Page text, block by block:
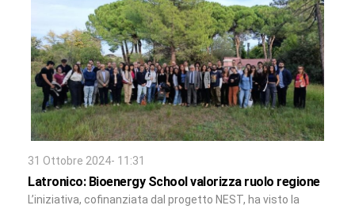
31 Ottobre 2024- 11:31
Latronico: Bioenergy School valorizza ruolo regione
L’iniziativa, cofinanziata dal progetto NEST, ha visto la